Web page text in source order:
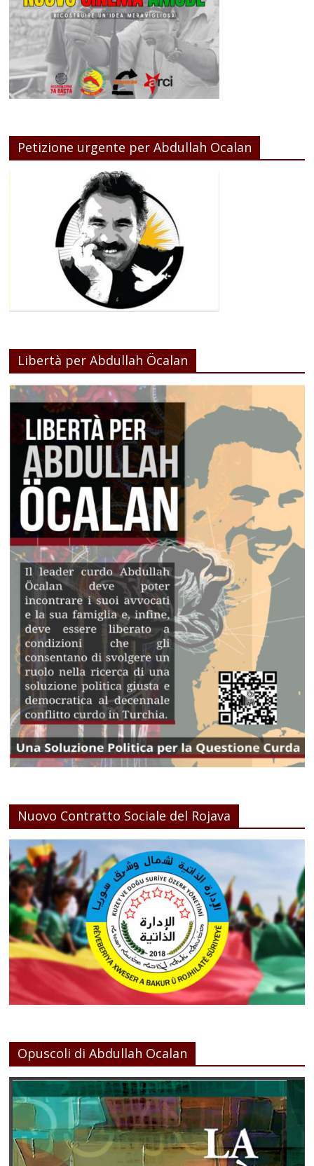
Petizione urgente per Abdullah Ocalan
Libertà per Abdullah Öcalan
Nuovo Contratto Sociale del Rojava
Opuscoli di Abdullah Ocalan